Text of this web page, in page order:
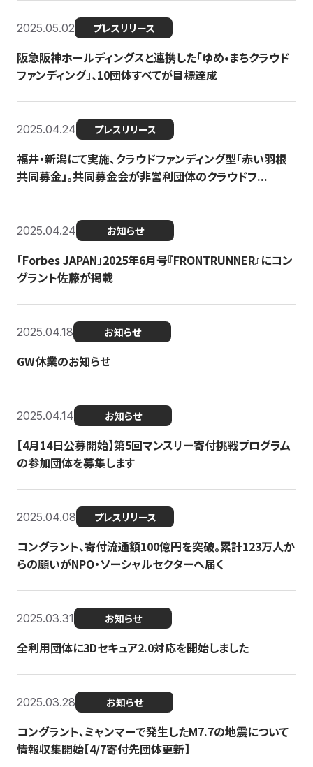
2025.05.02 プレスリリース
阪急阪神ホールディングスと連携した「ゆめ•まちクラウド
ファンディング」、10団体すべてが目標達成
2025.04.24 プレスリリース
福井・新潟にて実施、クラウドファンディング型「赤い羽根
共同募金」。共同募金会が非営利団体のクラウドフ...
2025.04.24 お知らせ
「Forbes JAPAN」2025年6月号『FRONTRUNNER』にコン
グラント佐藤が掲載
2025.04.18 お知らせ
GW休業のお知らせ
2025.04.14 お知らせ
【4月14日公募開始】第5回マンスリー寄付挑戦プログラム
の参加団体を募集します
2025.04.08 プレスリリース
コングラント、寄付流通額100億円を突破。累計123万人か
らの願いがNPO・ソーシャルセクターへ届く
2025.03.31 お知らせ
全利用団体に3Dセキュア2.0対応を開始しました
2025.03.28 お知らせ
コングラント、ミャンマーで発生したM7.7の地震について
情報収集開始【4/7寄付先団体更新】